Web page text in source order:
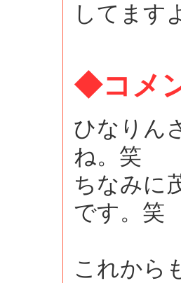
してます
◆コメ
ひなりん
ね。笑
ちなみに
です。笑
これから